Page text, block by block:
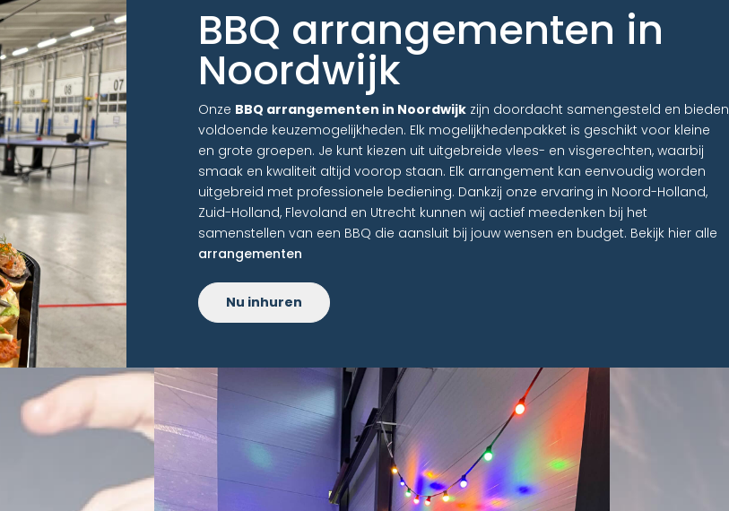
BBQ arrangementen in
Noordwijk
Onze BBQ arrangementen in Noordwijk zijn doordacht samengesteld en bieden
voldoende keuzemogelijkheden. Elk mogelijkhedenpakket is geschikt voor kleine
en grote groepen. Je kunt kiezen uit uitgebreide vlees- en visgerechten, waarbij
smaak en kwaliteit altijd voorop staan. Elk arrangement kan eenvoudig worden
uitgebreid met professionele bediening. Dankzij onze ervaring in Noord-Holland,
Zuid-Holland, Flevoland en Utrecht kunnen wij actief meedenken bij het
samenstellen van een BBQ die aansluit bij jouw wensen en budget. Bekijk hier alle
arrangementen
Nu inhuren